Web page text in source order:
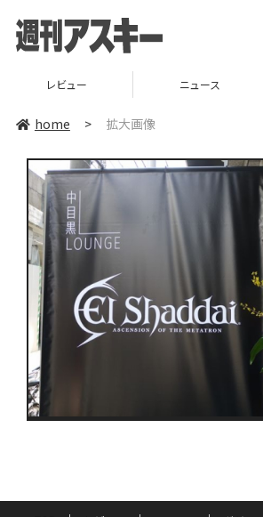
レビュー ニュース
home > 拡大画像